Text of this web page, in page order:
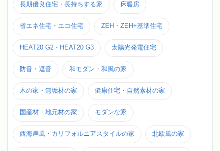
長期優良住宅・長持ちする家 床暖房
省エネ住宅・エコ住宅 ZEH・ZEH+基準住宅
HEAT20 G2・HEAT20 G3 太陽光発電住宅
防音・遮音 和モダン・和風の家
木の家・無垢材の家 健康住宅・自然素材の家
国産材・地元材の家 モダンな家
西海岸風・カリフォルニアスタイルの家 北欧風の家